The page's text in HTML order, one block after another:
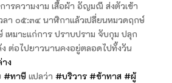
ารความงาม เสื้อผ้า อัญมณี ส่งตัวเข้า
ลา ๐๕:๓๔ นาฬิกาแล้วเปลี่ยนหมวดฤกษ์
เหมาะแก่การ ปราบปราม จับกุม ปลุก
ง ต่อไปยาวนานคงอยู่ตลอดไปทั้งวัน
ง
#ทาษีแปลว่า #บริวาร #ข้าทาส #ผู้